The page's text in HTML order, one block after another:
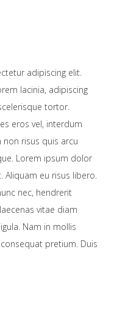
adipiscing elit.
lacinia, adipiscing
tortor.
eros vel, interdum
non risus quis arcu
Lorem ipsum dolor
Aliquam eu risus libero.
nec, hendrerit
vitae diam
Nam in mollis
pretium. Duis